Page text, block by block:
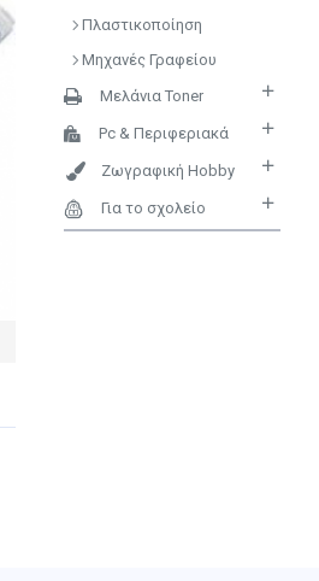
Πλαστικοποίηση
Μηχανές Γραφείου
Μελάνια Toner
Pc & Περιφεριακά
Ζωγραφική Hobby
Για το σχολείο